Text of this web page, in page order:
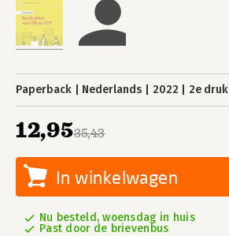
Paperback Nederlands 2022 2e druk
35,43
12,95
In winkelwagen
Nu besteld, woensdag in huis
Past door de brievenbus